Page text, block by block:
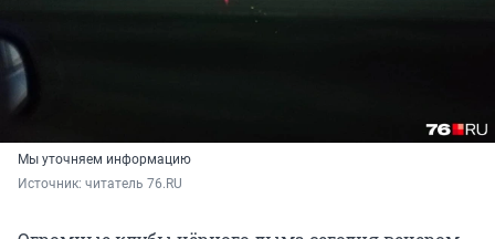
Мы уточняем информацию
Источник: читатель 76.RU